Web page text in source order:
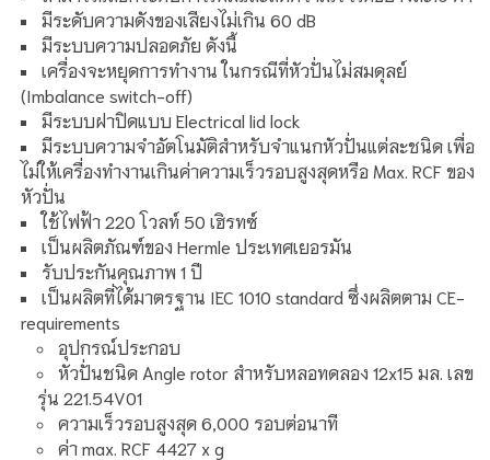
มีระดับความดังของเสียงไม่เกิน 60 dB
มีระบบความปลอดภัย ดังนี้
เครื่องจะหยุดการทำงาน ในกรณีที่หัวปั่นไม่สมดุลย์
(Imbalance switch-off)
มีระบบฝาปิดแบบ Electrical lid lock
มีระบบความจำอัตโนมัติสำหรับจำแนกหัวปั่นแต่ละชนิด เพื่อ
ไม่ให้เครื่องทำงานเกินค่าความเร็วรอบสูงสุดหรือ Max. RCF ของ
หัวปั่น
ใช้ไฟฟ้า 220 โวลท์ 50 เฮิรทซ์
เป็นผลิตภัณฑ์ของ Hermle ประเทศเยอรมัน
รับประกันคุณภาพ 1 ปี
เป็นผลิตที่ได้มาตรฐาน IEC 1010 standard ซึ่งผลิตตาม CE-
requirements
อุปกรณ์ประกอบ
หัวปั่นชนิด Angle rotor สำหรับหลอทดลอง 12x15 มล. เลข
รุ่น 221.54V01
ความเร็วรอบสูงสุด 6,000 รอบต่อนาที
ค่า max. RCF 4427 x g